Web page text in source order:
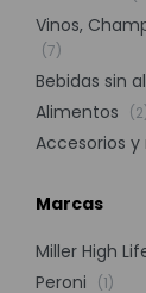
Vinos,
(7)
Bebidas sin
Alimentos
Accesorios y
Marcas
Miller High
Peroni (1)